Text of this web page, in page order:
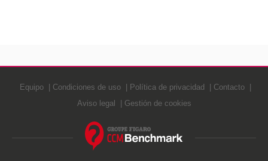
Equipo Condiciones de uso Política de privacidad
Contacto
Aviso legal
Gestión de cookies